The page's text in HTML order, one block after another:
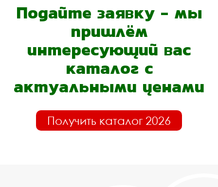
Подайте заявку - мы
пришлём
интересующий вас
каталог с
актуальными ценами
Получить каталог 2026